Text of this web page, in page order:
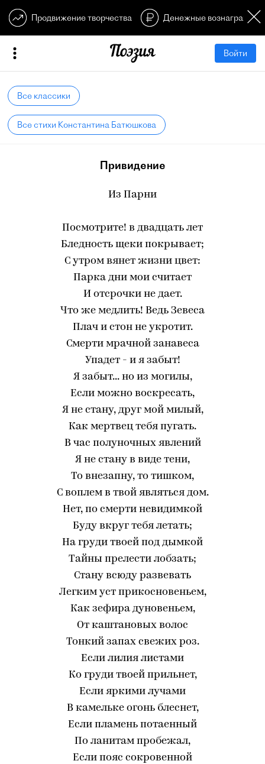
Продвижение творчества Денежные
Войти
Все классики
Все стихи Константина Батюшкова
Привидение
Из Парни
Посмотрите! в двадцать лет
Бледность щеки покрывает;
С утром вянет жизни цвет:
Парка дни мои считает
И отсрочки не дает.
Что же медлить! Ведь Зевеса
Плач и стон не укротит.
Смерти мрачной занавеса
Упадет - и я забыт!
Я забыт... но из могилы,
Если можно воскресать,
Я не стану, друг мой милый,
Как мертвец тебя пугать.
В час полуночных явлений
Я не стану в виде тени,
То внезапну, то тишком,
С воплем в твой являться дом.
Нет, по смерти невидимкой
Буду вкруг тебя летать;
На груди твоей под дымкой
Тайны прелести лобзать;
Стану всюду развевать
Легким уст прикосновеньем,
Как зефира дуновеньем,
От каштановых волос
Тонкий запах свежих роз.
Если лилия листами
Ко груди твоей прильнет,
Если яркими лучами
В камельке огонь блеснет,
Если пламень потаенный
По ланитам пробежал,
Если пояс сокровенной